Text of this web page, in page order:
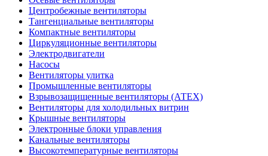
Центробежные вентиляторы
Тангенциальные вентиляторы
Компактные вентиляторы
Циркуляционные вентиляторы
Электродвигатели
Насосы
Вентиляторы улитка
Промышленные вентиляторы
Взрывозащищенные вентиляторы (АТЕХ)
Вентиляторы для холодильных витрин
Крышные вентиляторы
Электронные блоки управления
Канальные вентиляторы
Высокотемпературные вентиляторы